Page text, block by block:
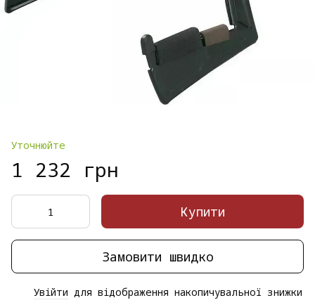
Уточнюйте
1 232 грн
Купити
Замовити швидко
Увійти для відображення накопичувальної знижки